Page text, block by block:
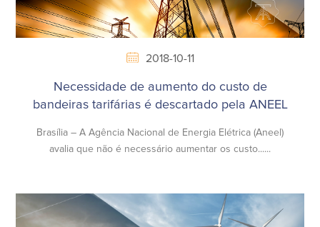
2018-10-11
Necessidade de aumento do custo de
bandeiras tarifárias é descartado pela ANEEL
Brasília – A Agência Nacional de Energia Elétrica (Aneel)
avalia que não é necessário aumentar os custo......